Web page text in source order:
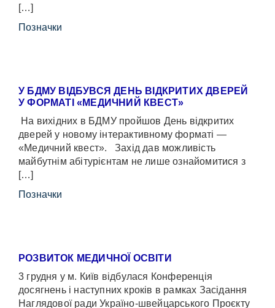
[…]
Позначки
У БДМУ ВІДБУВСЯ ДЕНЬ ВІДКРИТИХ ДВЕРЕЙ
У ФОРМАТІ «МЕДИЧНИЙ КВЕСТ»
На вихідних в БДМУ пройшов День відкритих
дверей у новому інтерактивному форматі —
«Медичний квест». Захід дав можливість
майбутнім абітурієнтам не лише ознайомитися з
[…]
Позначки
РОЗВИТОК МЕДИЧНОЇ ОСВІТИ
3 грудня у м. Київ відбулася Конференція
досягнень і наступних кроків в рамках Засідання
Наглядової ради Україно-швейцарського Проєкту